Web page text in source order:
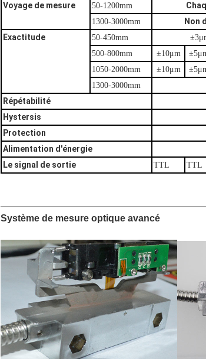
Voyage de mesure 50-1200mm
1300-3000mm Non
Exactitude
50-450mm
500-800mm
±10μm
1050-2000mm
±10μm
1300-3000mm
Répétabilité
Hystersis
Protection
Alimentation d'énergie
Le signal de sortie TTL TTL
Système de mesure optique avancé